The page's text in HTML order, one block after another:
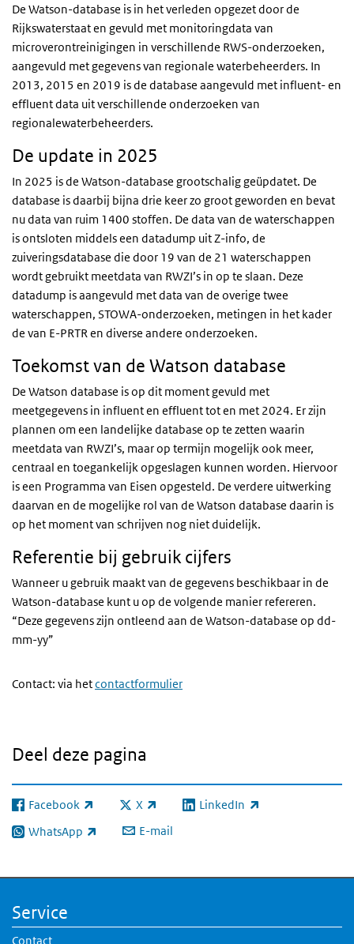
De Watson-database is in het verleden opgezet door de
Rijkswaterstaat en gevuld met monitoringdata van
microverontreinigingen in verschillende RWS-onderzoeken,
aangevuld met gegevens van regionale waterbeheerders. In
2013, 2015 en 2019 is de database aangevuld met influent- en
effluent data uit verschillende onderzoeken van
regionalewaterbeheerders.
De update in 2025
In 2025 is de Watson-database grootschalig geüpdatet. De
database is daarbij bijna drie keer zo groot geworden en bevat
nu data van ruim 1400 stoffen. De data van de waterschappen
is ontsloten middels een datadump uit Z-info, de
zuiveringsdatabase die door 19 van de 21 waterschappen
wordt gebruikt meetdata van RWZI’s in op te slaan. Deze
datadump is aangevuld met data van de overige twee
waterschappen, STOWA-onderzoeken, metingen in het kader
de van E-PRTR en diverse andere onderzoeken.
Toekomst van de Watson database
De Watson database is op dit moment gevuld met
meetgegevens in influent en effluent tot en met 2024. Er zijn
plannen om een landelijke database op te zetten waarin
meetdata van RWZI’s, maar op termijn mogelijk ook meer,
centraal en toegankelijk opgeslagen kunnen worden. Hiervoor
is een Programma van Eisen opgesteld. De verdere uitwerking
daarvan en de mogelijke rol van de Watson database daarin is
op het moment van schrijven nog niet duidelijk.
Referentie bij gebruik cijfers
Wanneer u gebruik maakt van de gegevens beschikbaar in de
Watson-database kunt u op de volgende manier refereren.
“Deze gegevens zijn ontleend aan de Watson-database op dd-
mm-yy”
Contact: via hetcontactformulier
Deel deze pagina
Facebook
(externe link) X
(externe link) LinkedIn
(externe link)
WhatsApp
(externe link) E-mail
Service
Contact